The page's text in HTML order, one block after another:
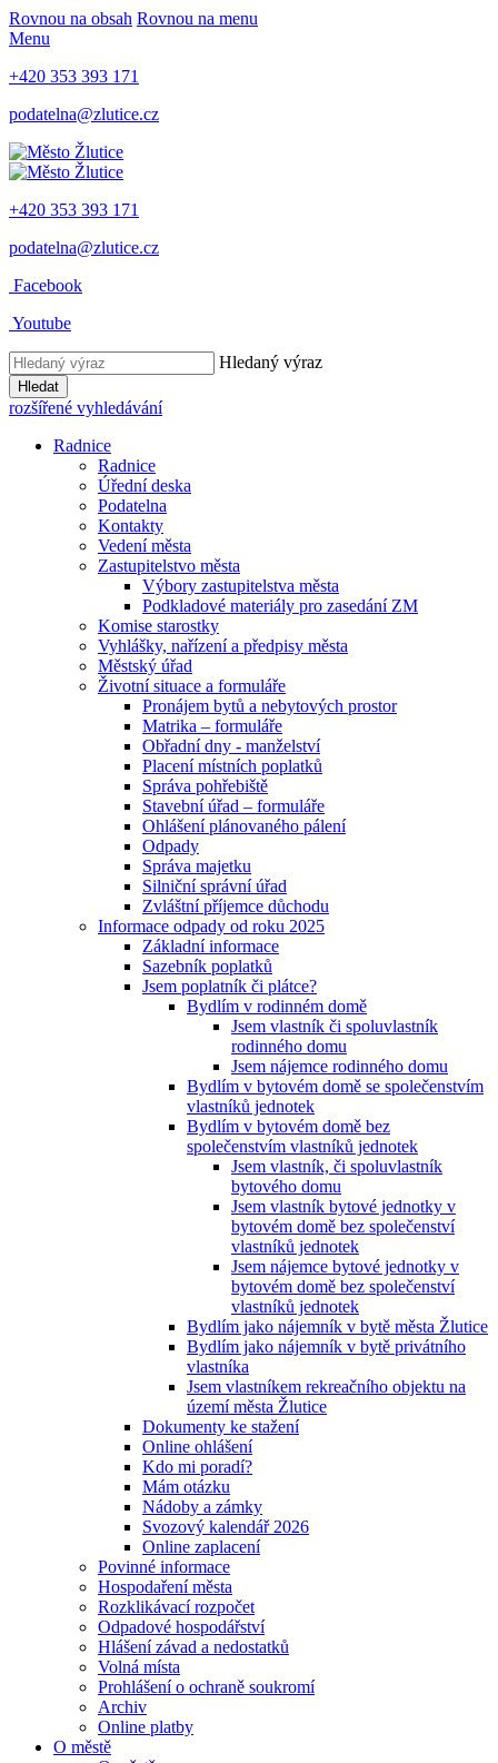
Rovnou na obsah Rovnou na menu
Menu
+420 353 393 171
podatelna@zlutice.cz
+420 353 393 171
podatelna@zlutice.cz
Facebook
Youtube
Hledaný výraz
Hledat
rozšířené vyhledávání
Radnice
Radnice
Úřední deska
Podatelna
Kontakty
Vedení města
Zastupitelstvo města
Výbory zastupitelstva města
Podkladové materiály pro zasedání ZM
Komise starostky
Vyhlášky, nařízení a předpisy města
Městský úřad
Životní situace a formuláře
Pronájem bytů a nebytových prostor
Matrika – formuláře
Obřadní dny - manželství
Placení místních poplatků
Správa pohřebiště
Stavební úřad – formuláře
Ohlášení plánovaného pálení
Odpady
Správa majetku
Silniční správní úřad
Zvláštní příjemce důchodu
Informace odpady od roku 2025
Základní informace
Sazebník poplatků
Jsem poplatník či plátce?
Bydlím v rodinném domě
Jsem vlastník či spoluvlastník
rodinného domu
Jsem nájemce rodinného domu
Bydlím v bytovém domě se společenstvím
vlastníků jednotek
Bydlím v bytovém domě bez
společenstvím vlastníků jednotek
Jsem vlastník, či spoluvlastník
bytového domu
Jsem vlastník bytové jednotky v
bytovém domě bez společenství
vlastníků jednotek
Jsem nájemce bytové jednotky v
bytovém domě bez společenství
vlastníků jednotek
Bydlím jako nájemník v bytě města Žlutice
Bydlím jako nájemník v bytě privátního
vlastníka
Jsem vlastníkem rekreačního objektu na
území města Žlutice
Dokumenty ke stažení
Online ohlášení
Kdo mi poradí?
Mám otázku
Nádoby a zámky
Svozový kalendář 2026
Online zaplacení
Povinné informace
Hospodaření města
Rozklikávací rozpočet
Odpadové hospodářství
Hlášení závad a nedostatků
Volná místa
Prohlášení o ochraně soukromí
Archiv
Online platby
O městě